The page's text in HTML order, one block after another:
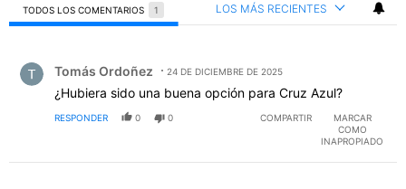
TODOS LOS COMENTARIOS 1 LOS MÁS RECIENTES
Tomás Ordoñez 24 DE DICIEMBRE DE 2025
¿Hubiera sido una buena opción para Cruz Azul?
RESPONDER 0 0 COMPARTIR
MARCAR
COMO
INAPROPIADO